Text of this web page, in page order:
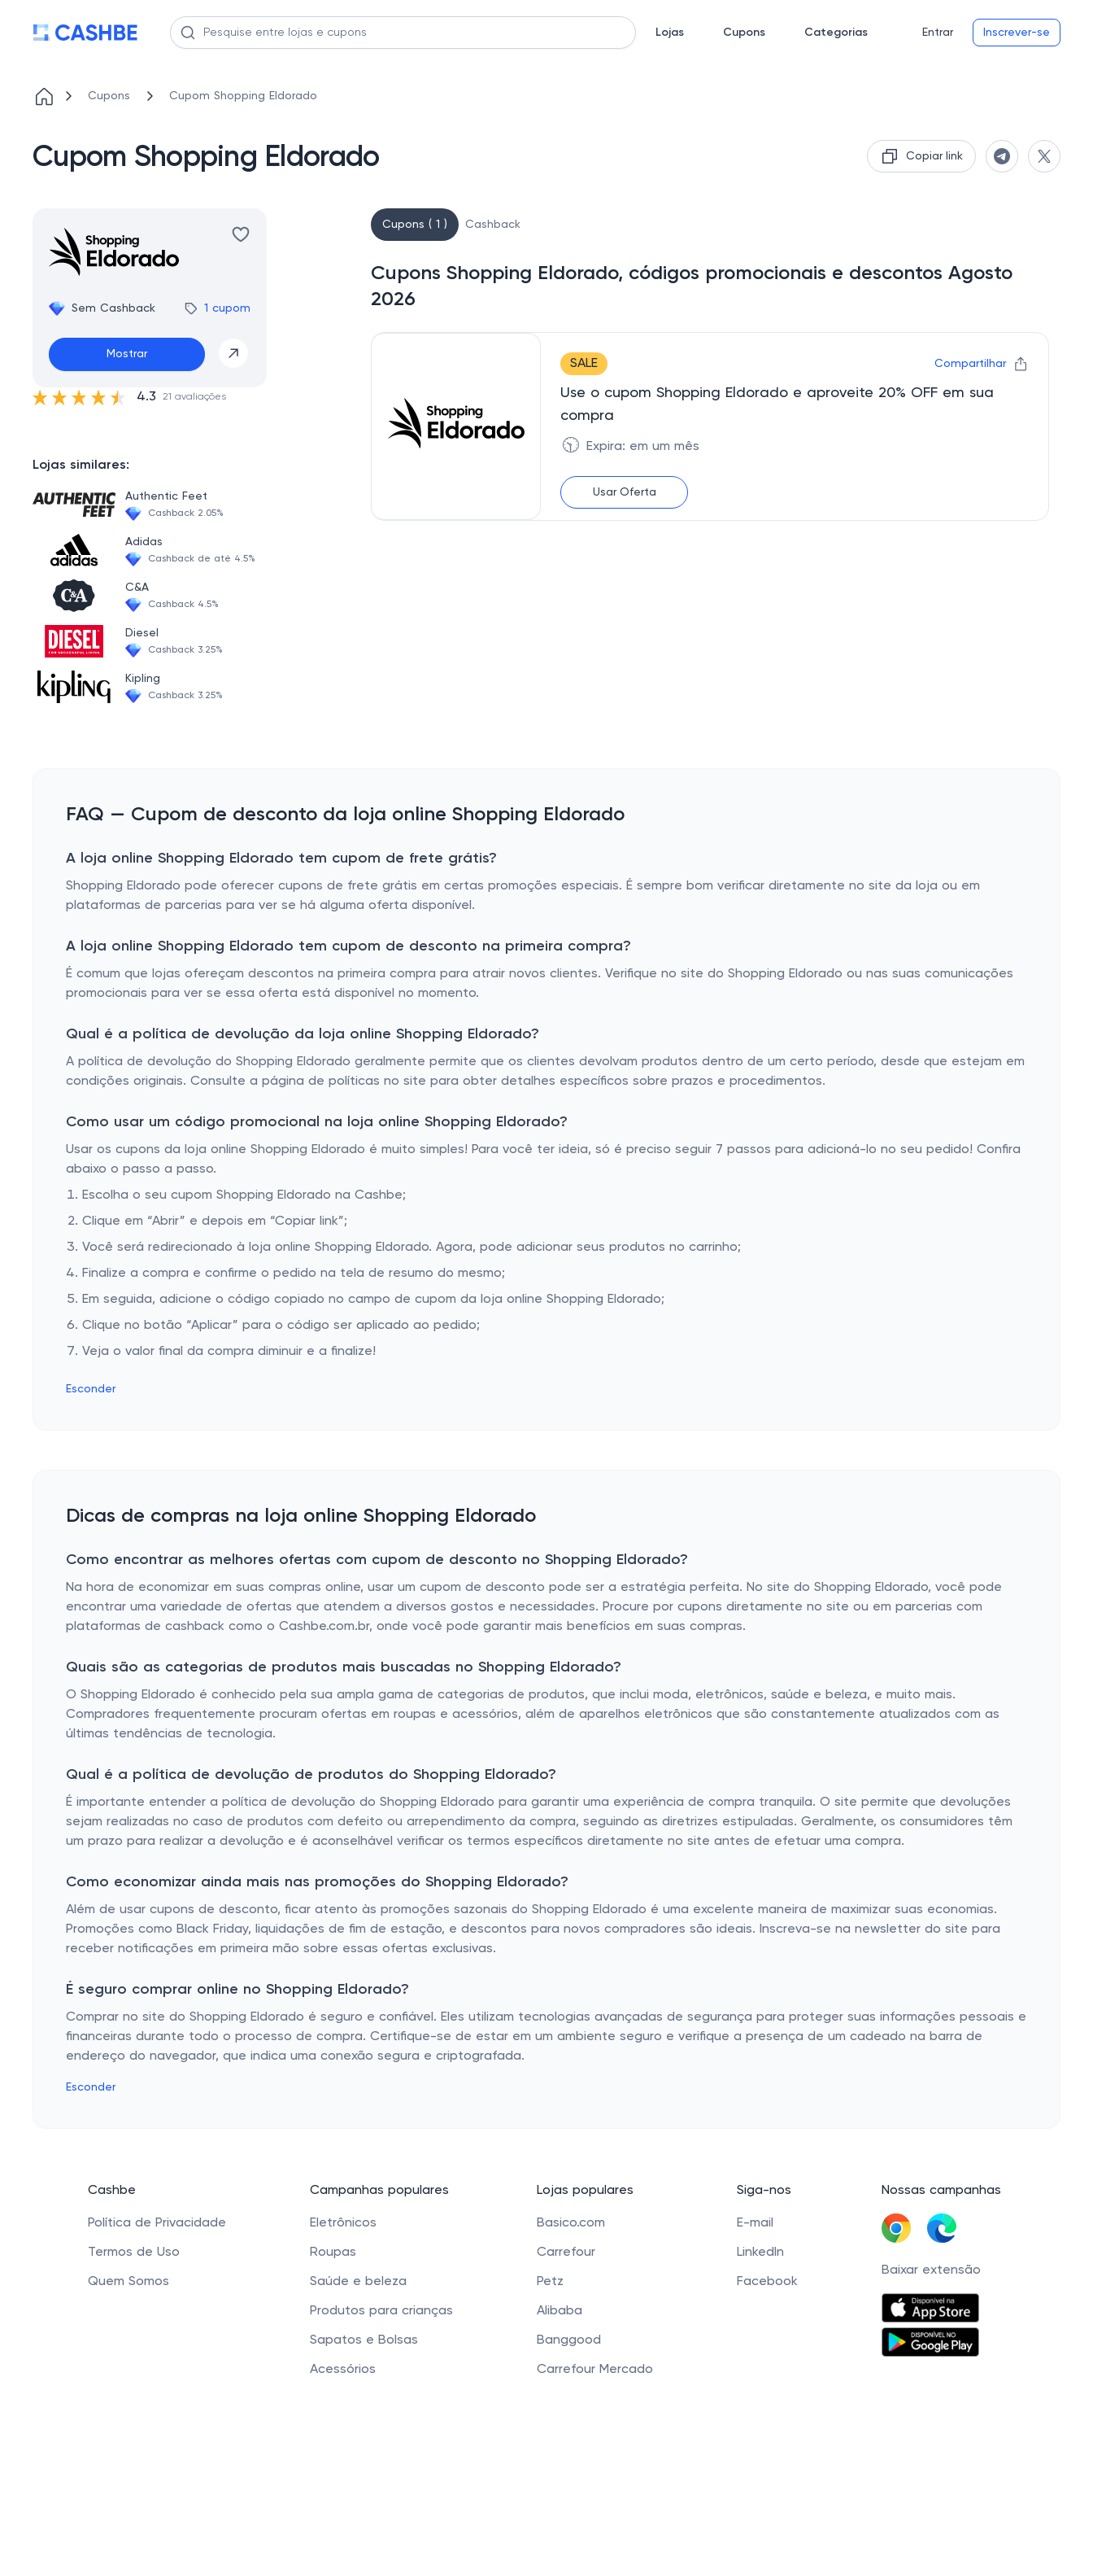
Lojas Cupons Categorias Entrar Inscrever-se
Cupons Cupom Shopping Eldorado
Cupom Shopping Eldorado Copiar link
Sem Cashback 1 cupom
Mostrar
4.3 21 avaliações
Lojas similares:
Authentic Feet
Cashback 2.05%
Adidas
Cashback de até 4.5%
C&A
Cashback 4.5%
Diesel
Cashback 3.25%
Kipling
Cashback 3.25%
Cupons ( 1 ) Cashback
Cupons Shopping Eldorado, códigos promocionais e descontos Agosto
2026
SALE Compartilhar
Use o cupom Shopping Eldorado e aproveite 20% OFF em sua
compra
🕥 Expira: em um mês
Usar Oferta
FAQ — Cupom de desconto da loja online Shopping Eldorado
A loja online Shopping Eldorado tem cupom de frete grátis?
Shopping Eldorado pode oferecer cupons de frete grátis em certas promoções especiais. É sempre bom verificar diretamente no site da loja ou em
plataformas de parcerias para ver se há alguma oferta disponível.
A loja online Shopping Eldorado tem cupom de desconto na primeira compra?
É comum que lojas ofereçam descontos na primeira compra para atrair novos clientes. Verifique no site do Shopping Eldorado ou nas suas comunicações
promocionais para ver se essa oferta está disponível no momento.
Qual é a política de devolução da loja online Shopping Eldorado?
A política de devolução do Shopping Eldorado geralmente permite que os clientes devolvam produtos dentro de um certo período, desde que estejam em
condições originais. Consulte a página de políticas no site para obter detalhes específicos sobre prazos e procedimentos.
Como usar um código promocional na loja online Shopping Eldorado?
Usar os cupons da loja online Shopping Eldorado é muito simples! Para você ter ideia, só é preciso seguir 7 passos para adicioná-lo no seu pedido! Confira
abaixo o passo a passo.
Escolha o seu cupom Shopping Eldorado na Cashbe;
Clique em “Abrir” e depois em “Copiar link”;
Você será redirecionado à loja online Shopping Eldorado. Agora, pode adicionar seus produtos no carrinho;
Finalize a compra e confirme o pedido na tela de resumo do mesmo;
Em seguida, adicione o código copiado no campo de cupom da loja online Shopping Eldorado;
Clique no botão “Aplicar” para o código ser aplicado ao pedido;
Veja o valor final da compra diminuir e a finalize!
Esconder
Dicas de compras na loja online Shopping Eldorado
Como encontrar as melhores ofertas com cupom de desconto no Shopping Eldorado?
Na hora de economizar em suas compras online, usar um cupom de desconto pode ser a estratégia perfeita. No site do Shopping Eldorado, você pode
encontrar uma variedade de ofertas que atendem a diversos gostos e necessidades. Procure por cupons diretamente no site ou em parcerias com
plataformas de cashback como o Cashbe.com.br, onde você pode garantir mais benefícios em suas compras.
Quais são as categorias de produtos mais buscadas no Shopping Eldorado?
O Shopping Eldorado é conhecido pela sua ampla gama de categorias de produtos, que inclui moda, eletrônicos, saúde e beleza, e muito mais.
Compradores frequentemente procuram ofertas em roupas e acessórios, além de aparelhos eletrônicos que são constantemente atualizados com as
últimas tendências de tecnologia.
Qual é a política de devolução de produtos do Shopping Eldorado?
É importante entender a política de devolução do Shopping Eldorado para garantir uma experiência de compra tranquila. O site permite que devoluções
sejam realizadas no caso de produtos com defeito ou arrependimento da compra, seguindo as diretrizes estipuladas. Geralmente, os consumidores têm
um prazo para realizar a devolução e é aconselhável verificar os termos específicos diretamente no site antes de efetuar uma compra.
Como economizar ainda mais nas promoções do Shopping Eldorado?
Além de usar cupons de desconto, ficar atento às promoções sazonais do Shopping Eldorado é uma excelente maneira de maximizar suas economias.
Promoções como Black Friday, liquidações de fim de estação, e descontos para novos compradores são ideais. Inscreva-se na newsletter do site para
receber notificações em primeira mão sobre essas ofertas exclusivas.
É seguro comprar online no Shopping Eldorado?
Comprar no site do Shopping Eldorado é seguro e confiável. Eles utilizam tecnologias avançadas de segurança para proteger suas informações pessoais e
financeiras durante todo o processo de compra. Certifique-se de estar em um ambiente seguro e verifique a presença de um cadeado na barra de
endereço do navegador, que indica uma conexão segura e criptografada.
Esconder
Cashbe
Política de Privacidade
Termos de Uso
Quem Somos
Campanhas populares
Eletrônicos
Roupas
Saúde e beleza
Produtos para crianças
Sapatos e Bolsas
Acessórios
Lojas populares
Basico.com
Carrefour
Petz
Alibaba
Banggood
Carrefour Mercado
Siga-nos
E-mail
LinkedIn
Facebook
Nossas campanhas
Baixar extensão